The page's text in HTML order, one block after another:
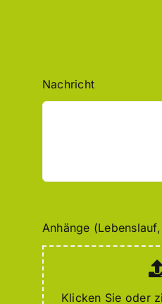
Nachricht
Anhänge
Klicken Sie oder